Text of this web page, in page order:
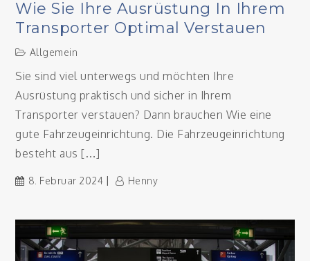
Wie Sie Ihre Ausrüstung In Ihrem
Transporter Optimal Verstauen
Allgemein
Sie sind viel unterwegs und möchten Ihre
Ausrüstung praktisch und sicher in Ihrem
Transporter verstauen? Dann brauchen Wie eine
gute Fahrzeugeinrichtung. Die Fahrzeugeinrichtung
besteht aus […]
8. Februar 2024 Henny